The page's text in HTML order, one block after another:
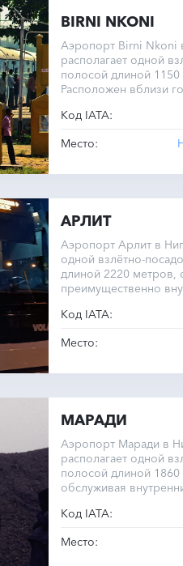
BIRNI NKONI
Аэропорт Birni Nkoni
располагает одной
полосой длиной
Расположен вблизи
Код IATA:
Место:
АРЛИТ
Аэропорт Арлит в
одной взлётно-
длиной 2220 метров,
преимущественно
Код IATA:
Место:
МАРАДИ
Аэропорт Маради в
располагает одной
полосой длиной
обслуживая
Код IATA:
Место: